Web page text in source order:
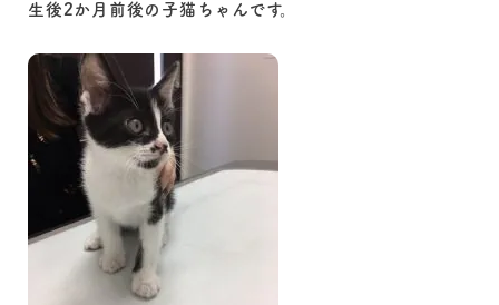
生後2か月前後の子猫ちゃんです。